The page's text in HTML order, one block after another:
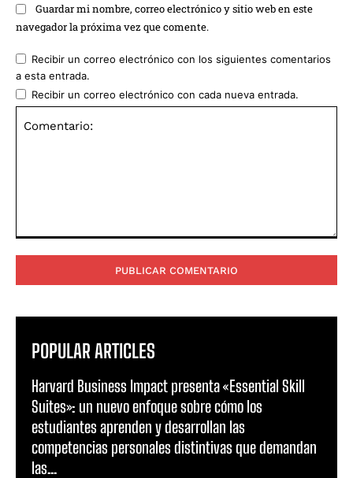
Guardar mi nombre, correo electrónico y sitio web en este
navegador la próxima vez que comente.
Recibir un correo electrónico con los siguientes comentarios
a esta entrada.
Recibir un correo electrónico con cada nueva entrada.
POPULAR ARTICLES
Harvard Business Impact presenta «Essential Skill
Suites»: un nuevo enfoque sobre cómo los
estudiantes aprenden y desarrollan las
competencias personales distintivas que demandan
las...